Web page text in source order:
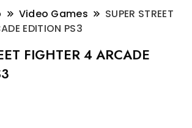
Video Games
SUPER STREET
EDITION PS3
FIGHTER 4 ARCADE